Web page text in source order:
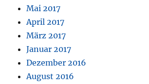
Mai 2017
April 2017
März 2017
Januar 2017
Dezember 2016
August 2016